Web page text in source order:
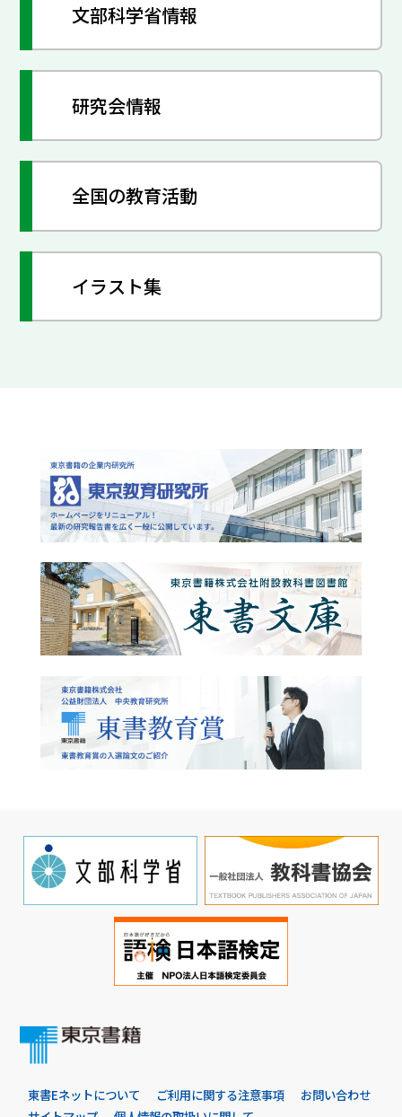
文部科学省情報
研究会情報
全国の教育活動
イラスト集
東書Eネットについて ご利用に関する注意事項
お問い合わせ